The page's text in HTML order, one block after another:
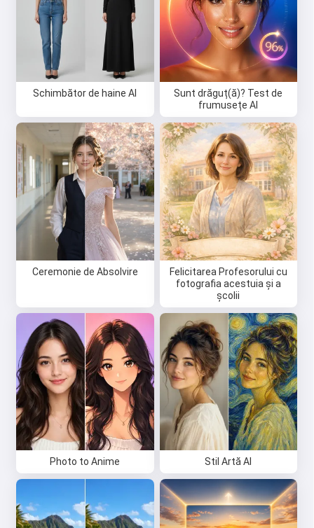
Schimbător de haine AI
Sunt drăguț(ă)? Test de
frumusețe AI
Ceremonie de Absolvire
Felicitarea Profesorului cu
fotografia acestuia și a
școlii
Photo to Anime Stil Artă AI